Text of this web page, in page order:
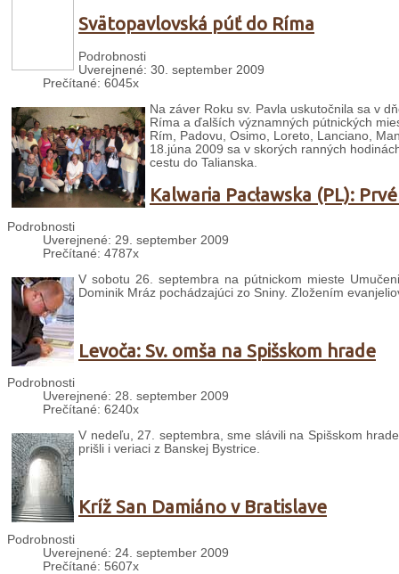
Svätopavlovská púť do Ríma
Podrobnosti
Uverejnené: 30. september 2009
Prečítané: 6045x
Na záver Roku sv. Pavla uskutočnila sa v
Ríma a ďalších významných pútnických
Rím, Padovu, Osimo, Loreto, Lanciano,
18.júna 2009 sa v skorých ranných
cestu do Talianska.
Kalwaria Pacławska (PL):
Podrobnosti
Uverejnené: 29. september 2009
Prečítané: 4787x
V sobotu 26. septembra na pútnickom mieste
Dominik Mráz pochádzajúci zo Sniny. Zložením
Levoča: Sv. omša na Spišskom hrade
Podrobnosti
Uverejnené: 28. september 2009
Prečítané: 6240x
V nedeľu, 27. septembra, sme slávili na Spišskom
prišli i veriaci z Banskej Bystrice.
Kríž San Damiáno v Bratislave
Podrobnosti
Uverejnené: 24. september 2009
Prečítané: 5607x